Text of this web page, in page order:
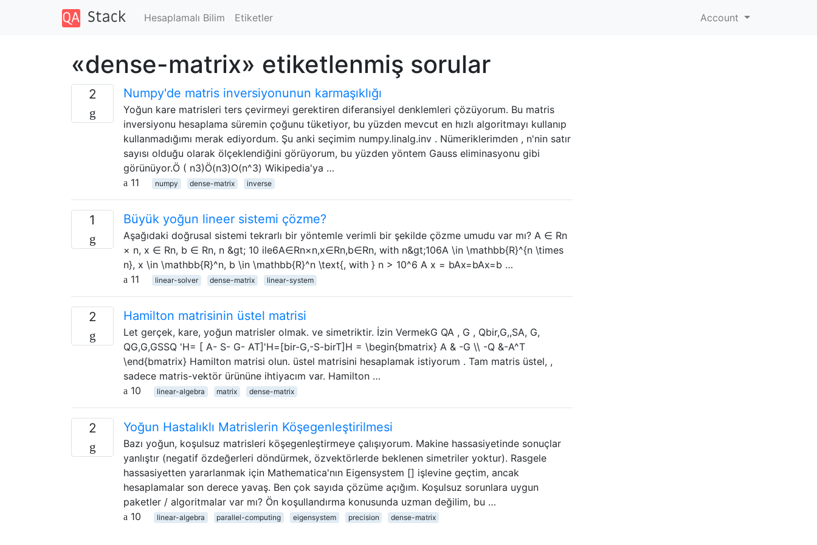
Hesaplamalı Bilim Etiketler Account
«dense-matrix» etiketlenmiş sorular
2 Numpy'de matris inversiyonunun karmaşıklığı
Yoğun kare matrisleri ters çevirmeyi gerektiren diferansiyel denklemleri çözüyorum. Bu matris
inversiyonu hesaplama süremin çoğunu tüketiyor, bu yüzden mevcut en hızlı algoritmayı kullanıp
kullanmadığımı merak ediyordum. Şu anki seçimim numpy.linalg.inv . Nümeriklerimden , n'nin satır
sayısı olduğu olarak ölçeklendiğini görüyorum, bu yüzden yöntem Gauss eliminasyonu gibi
görünüyor.Ö ( n3)Ö(n3)O(n^3) Wikipedia'ya …
11
numpy dense-matrix inverse
1 Büyük yoğun lineer sistemi çözme?
Aşağıdaki doğrusal sistemi tekrarlı bir yöntemle verimli bir şekilde çözme umudu var mı? A ∈ Rn
× n, x ∈ Rn, b ∈ Rn, n &gt; 10 ile6A∈Rn×n,x∈Rn,b∈Rn, with n&gt;106A \in \mathbb{R}^{n \times
n}, x \in \mathbb{R}^n, b \in \mathbb{R}^n \text{, with } n > 10^6 A x = bAx=bAx=b …
11
linear-solver dense-matrix linear-system
2 Hamilton matrisinin üstel matrisi
Let gerçek, kare, yoğun matrisler olmak. ve simetriktir. İzin VermekG QA , G , Qbir,G,,SA, G,
QG,G,GSSQ 'H= [ A- S- G- AT]'H=[bir-G,-S-birT]H = \begin{bmatrix} A & -G \\ -Q &-A^T
\end{bmatrix} Hamilton matrisi olun. üstel matrisini hesaplamak istiyorum . Tam matris üstel, ,
sadece matris-vektör ürününe ihtiyacım var. Hamilton …
10
linear-algebra matrix dense-matrix
2 Yoğun Hastalıklı Matrislerin Köşegenleştirilmesi
Bazı yoğun, koşulsuz matrisleri köşegenleştirmeye çalışıyorum. Makine hassasiyetinde sonuçlar
yanlıştır (negatif özdeğerleri döndürmek, özvektörlerde beklenen simetriler yoktur). Rasgele
hassasiyetten yararlanmak için Mathematica'nın Eigensystem [] işlevine geçtim, ancak
hesaplamalar son derece yavaş. Ben çok sayıda çözüme açığım. Koşulsuz sorunlara uygun
paketler / algoritmalar var mı? Ön koşullandırma konusunda uzman değilim, bu …
10
linear-algebra parallel-computing eigensystem precision dense-matrix